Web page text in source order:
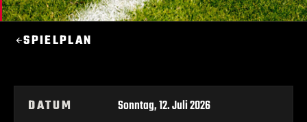
SPIELPLAN
DATUM Sonntag, 12. Juli 2026